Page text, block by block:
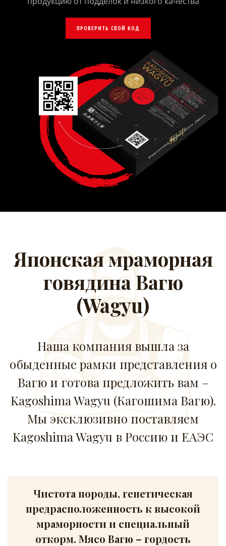
ПРОВЕРИТЬ СВОЙ КОД
Японская мраморная
говядина Вагю
(Wagyu)
Наша компания вышла за
обыденные рамки представления о
Вагю и готова предложить вам –
Kagoshima Wagyu (Кагошима Вагю).
Мы эксклюзивно поставляем
Kagoshima Wagyu в Россию и ЕАЭС
Чистота породы, генетическая
предрасположенность к высокой
мраморности и специальный
откорм. Мясо Вагю – гордость